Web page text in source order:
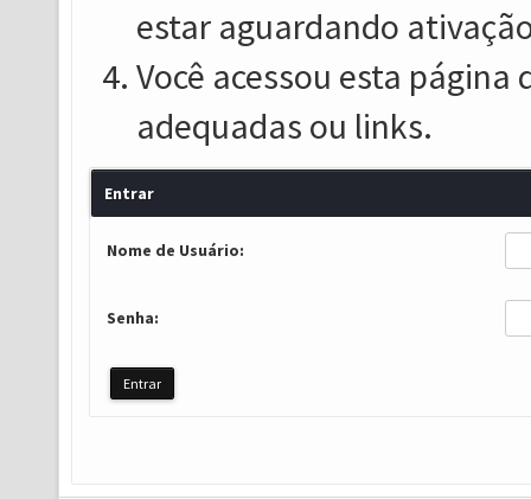
estar aguardando
Você acessou esta
adequadas ou links.
Entrar
Nome de Usuário:
Senha: